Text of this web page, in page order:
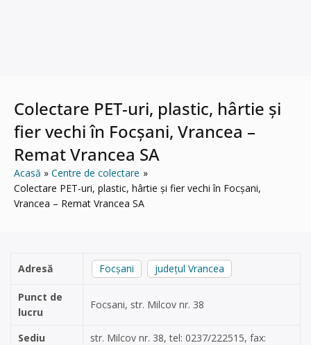
Colectare PET-uri, plastic, hârtie și
fier vechi în Focșani, Vrancea –
Remat Vrancea SA
Acasă
Centre de colectare
Colectare PET-uri, plastic, hârtie și fier vechi în Focșani,
Vrancea – Remat Vrancea SA
Adresă Focșani județul Vrancea
Punct de
lucru
Focsani, str. Milcov nr. 38
Sediu
str. Milcov nr. 38, tel: 0237/222515, fax: